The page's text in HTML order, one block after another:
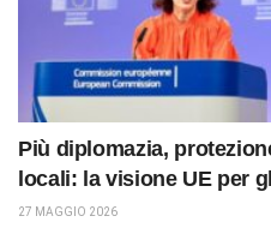
Più diplomazia,
locali: la visione UE per
27 MAGGIO 2026